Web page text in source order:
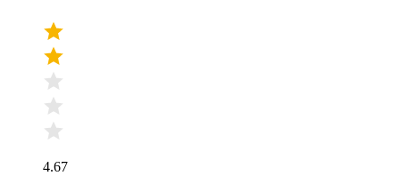
4.67